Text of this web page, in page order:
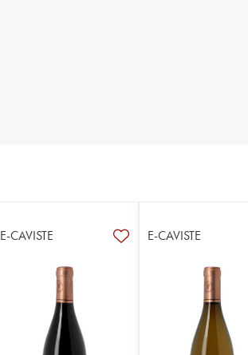
E-CAVISTE E-CAVISTE